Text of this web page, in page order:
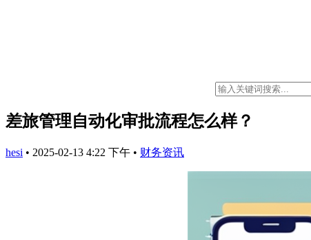
差旅管理自动化审批流程怎么样？
hesi • 2025-02-13 4:22 下午 • 财务资讯